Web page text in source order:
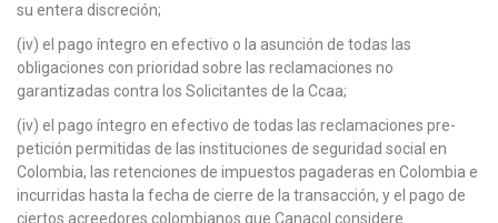
su entera discreción;
(iv) el pago íntegro en efectivo o la asunción de todas las
obligaciones con prioridad sobre las reclamaciones no
garantizadas contra los Solicitantes de la Ccaa;
(iv) el pago íntegro en efectivo de todas las reclamaciones pre-
petición permitidas de las instituciones de seguridad social en
Colombia, las retenciones de impuestos pagaderas en Colombia e
incurridas hasta la fecha de cierre de la transacción, y el pago de
ciertos acreedores colombianos que Canacol considere